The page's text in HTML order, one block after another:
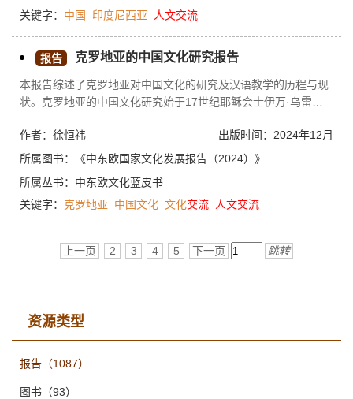
关键字： 中国 印度尼西亚 人文交流
报告 克罗地亚的中国文化研究报告
本报告综述了克罗地亚对中国文化的研究及汉语教学的历程与现
状。克罗地亚的中国文化研究始于17世纪耶稣会士伊万·乌雷曼
全球化进程的推进，克罗地亚对中国的关注领域有了明显的拓
展，研究成果从最初的游记等概览类介绍拓展到了语言、文学、
面，克罗地亚的汉语教学主要由萨格勒布大学中文系和孔子学院
主导，萨格勒布大学自2004年开设汉语专业，并于2024年将汉
学专业提升为正式的本科学位专业。孔子学院在克罗地亚设立了
多个汉语教学点，课程涵盖语言与中国文化学习。从研究成果来
看，克罗地亚学界对中国的学术研究成果涵盖了语言文学、社会
总体来看，克罗地亚的中国文化研究及汉语教学正在不断深化，
体现了两国之间日益增强的社会与文化联系。
出版时间：2024年12月
作者：徐恒祎
所属图书：
《中东欧国家文化发展报告（2024）》
所属丛书： 中东欧文化蓝皮书
关键字： 克罗地亚 中国文化 文化交流 人文交流
上一页 2 3 4 5 下一页 跳转
资源类型
报告 （1087）
图书 （93）